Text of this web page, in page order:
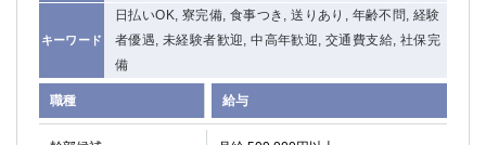
キーワード
日払いOK, 寮完備, 食事つき, 送りあり, 年齢不問, 経験
者優遇, 未経験者歓迎, 中高年歓迎, 交通費支給, 社保完
備
職種 給与
茨城県
群馬県